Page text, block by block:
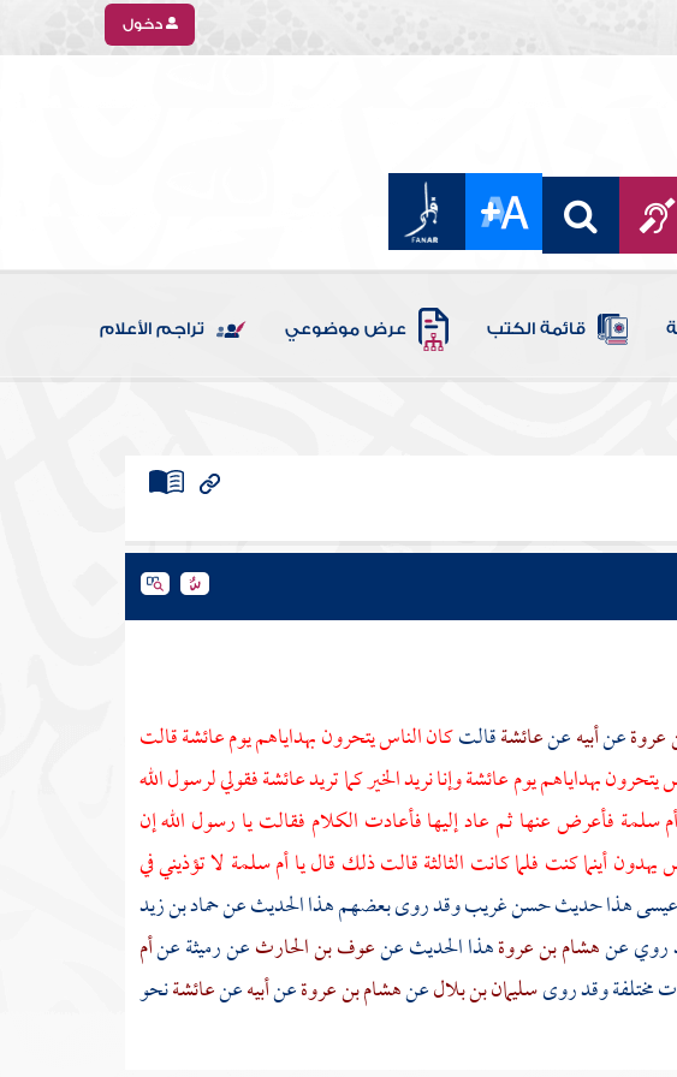
دخول
قائمة الكتب عرض موضوعي تراجم الأعلام
عروةعنأبيهعنعائشةقالتكان الناس يتحرون بهداياهم يومعائشةقالت
يتحرون بهداياهم يومعائشةوإنا نريد الخير كما تريدعائشةفقولي لرسول الله
أم سلمةفأعرض عنها ثم عاد إليها فأعادت الكلام فقالت يا رسول الله إن
يهدون أينما كنت فلما كانت الثالثة قالت ذلك قال ياأم سلمةلا تؤذيني في
عيسى هذا حديث حسن غريب وقد روى بعضهم هذا الحديث عنحماد بن زيد
روي عنهشام بن عروةهذا الحديث عنعوف بن الحارثعنرميثةعنأم
مختلفة وقد روىسليمان بن بلالعنهشام بن عروةعنأبيهعنعائشةنحو